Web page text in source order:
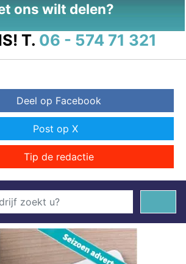
ons wilt delen?
T. 06 - 574 71 321
Deel op Facebook
Post op X
Tip de redactie